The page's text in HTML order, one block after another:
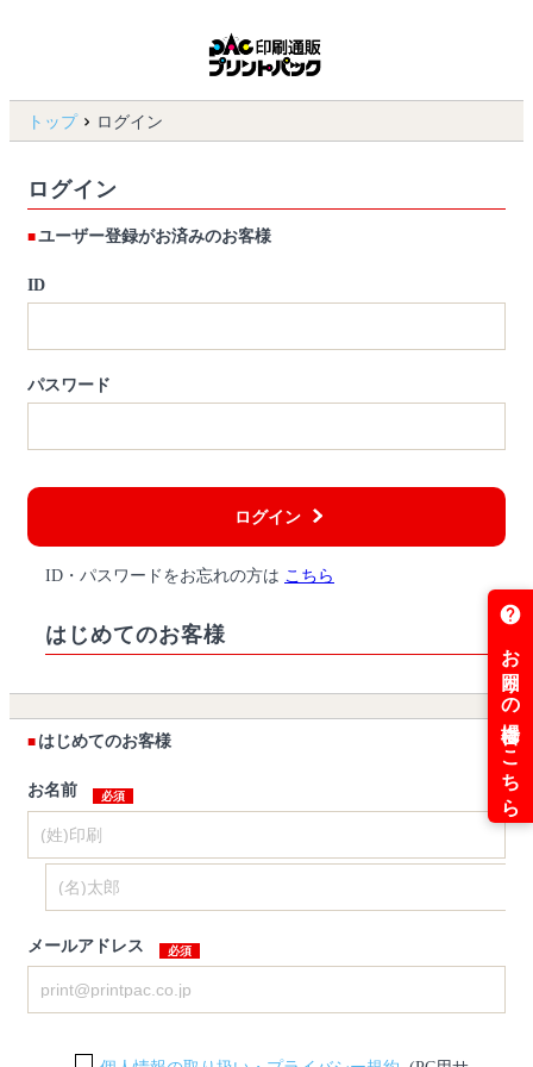
トップ ログイン
ログイン
ユーザー登録がお済みのお客様
ID
パスワード
ログイン
ID・パスワードをお忘れの方は こちら
はじめてのお客様
はじめてのお客様
お名前
メールアドレス